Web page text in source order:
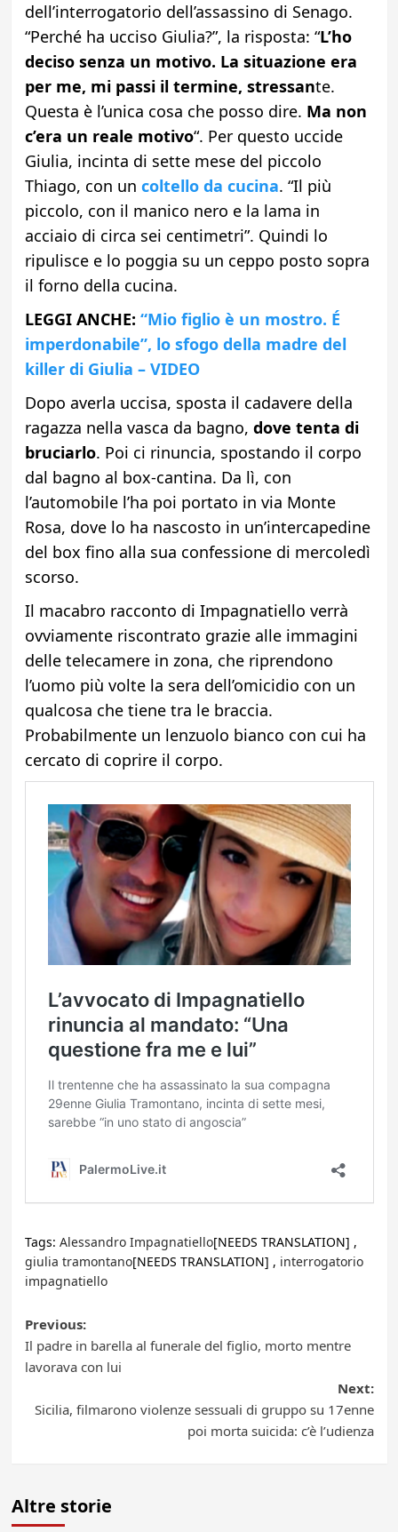
dell’interrogatorio dell’assassino di Senago.
“Perché ha ucciso Giulia?”, la risposta: “L’ho
deciso senza un motivo. La situazione era
per me, mi passi il termine, stressante.
Questa è l’unica cosa che posso dire. Ma non
c’era un reale motivo“. Per questo uccide
Giulia, incinta di sette mese del piccolo
Thiago, con un coltello da cucina. “Il più
piccolo, con il manico nero e la lama in
acciaio di circa sei centimetri”. Quindi lo
ripulisce e lo poggia su un ceppo posto sopra
il forno della cucina.
LEGGI ANCHE: “Mio figlio è un mostro. É
imperdonabile”, lo sfogo della madre del
killer di Giulia – VIDEO
Dopo averla uccisa, sposta il cadavere della
ragazza nella vasca da bagno, dove tenta di
bruciarlo. Poi ci rinuncia, spostando il corpo
dal bagno al box-cantina. Da lì, con
l’automobile l’ha poi portato in via Monte
Rosa, dove lo ha nascosto in un’intercapedine
del box fino alla sua confessione di mercoledì
scorso.
Il macabro racconto di Impagnatiello verrà
ovviamente riscontrato grazie alle immagini
delle telecamere in zona, che riprendono
l’uomo più volte la sera dell’omicidio con un
qualcosa che tiene tra le braccia.
Probabilmente un lenzuolo bianco con cui ha
cercato di coprire il corpo.
Tags: Alessandro Impagnatiello[NEEDS TRANSLATION] ,
giulia tramontano[NEEDS TRANSLATION] , interrogatorio
impagnatiello
Post
navigation
Previous:
Il padre in barella al funerale del figlio, morto mentre
lavorava con lui
Next:
Sicilia, filmarono violenze sessuali di gruppo su 17enne
poi morta suicida: c’è l’udienza
Altre storie